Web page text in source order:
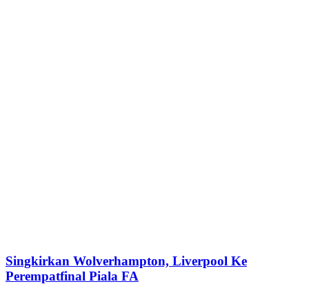
Singkirkan Wolverhampton, Liverpool Ke
Perempatfinal Piala FA